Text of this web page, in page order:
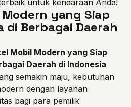
untuk kendaraan Anda!
yang Siap
di Berbagai Daerah
Mobil Modern yang Siap
Daerah di Indonesia
semakin maju, kebutuhan
dengan layanan
bagi para pemilik